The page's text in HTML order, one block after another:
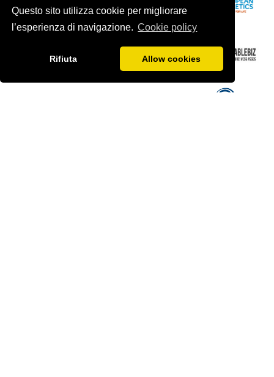
Questo sito utilizza cookie per migliorare
l’esperienza di navigazione. Cookie policy
Rifiuta Allow cookies